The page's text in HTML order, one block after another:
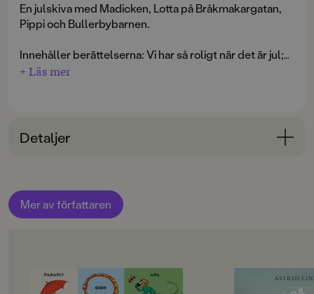
En julskiva med Madicken, Lotta på Bråkmakargatan,
Pippi och Bullerbybarnen.
Innehåller berättelserna: Vi har så roligt när det är jul;
Hur vi firar jul i Bullerbyn; Junibackens jul; Pippi har
+ Läs mer
Detaljer
ÅLDERSGRUPP
3-6
SPRÅK
Mer av författaren
OM BOKEN OM BOKEN